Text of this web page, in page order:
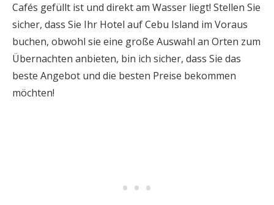
Cafés gefüllt ist und direkt am Wasser liegt! Stellen Sie
sicher, dass Sie Ihr Hotel auf Cebu Island im Voraus
buchen, obwohl sie eine große Auswahl an Orten zum
Übernachten anbieten, bin ich sicher, dass Sie das
beste Angebot und die besten Preise bekommen
möchten!